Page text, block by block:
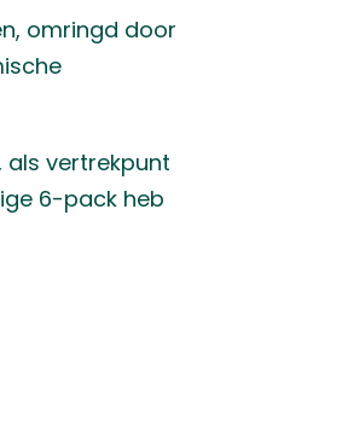
omringd door
als vertrekpunt
6-pack heb